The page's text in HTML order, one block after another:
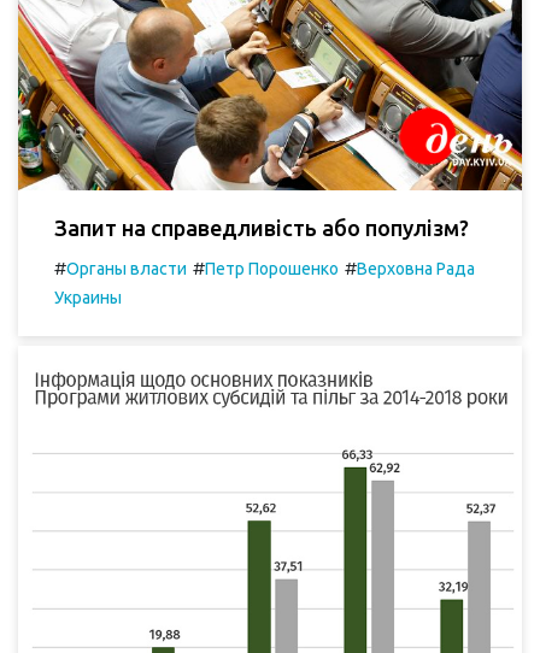
Запит на справедливість або популізм?
#Органы власти #Петр Порошенко #Верховна Рада
Украины